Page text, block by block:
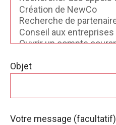
Objet
Votre message (facultatif)